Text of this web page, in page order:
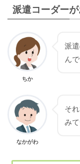
派遣コーダー
ちか
派
ん
なかがわ
そ
み